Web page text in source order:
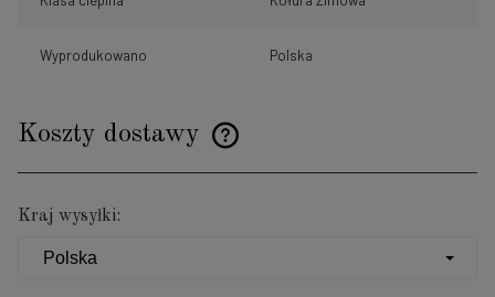
Wyprodukowano Polska
Koszty dostawy
Cena nie zawiera ewentualnych kosztów płatności
Kraj wysyłki: